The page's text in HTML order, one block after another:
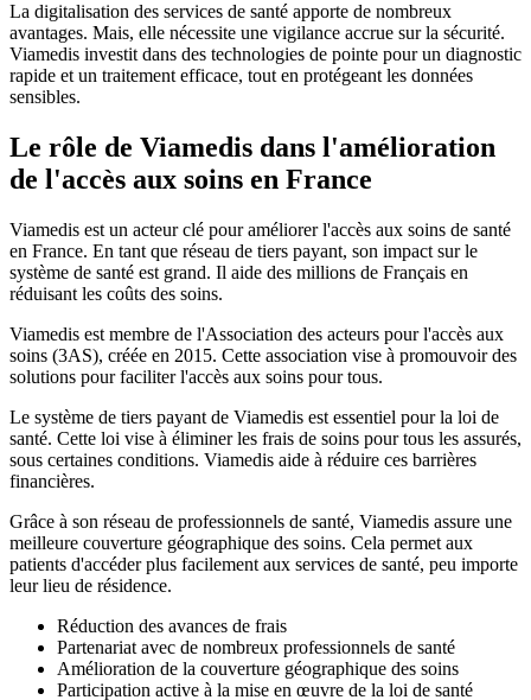
La digitalisation des services de santé apporte de nombreux
avantages. Mais, elle nécessite une vigilance accrue sur la sécurité.
Viamedis investit dans des technologies de pointe pour un diagnostic
rapide et un traitement efficace, tout en protégeant les données
sensibles.
Le rôle de Viamedis dans l'amélioration
de l'accès aux soins en France
Viamedis est un acteur clé pour améliorer l'accès aux soins de santé
en France. En tant que réseau de tiers payant, son impact sur le
système de santé est grand. Il aide des millions de Français en
réduisant les coûts des soins.
Viamedis est membre de l'Association des acteurs pour l'accès aux
soins (3AS), créée en 2015. Cette association vise à promouvoir des
solutions pour faciliter l'accès aux soins pour tous.
Le système de tiers payant de Viamedis est essentiel pour la loi de
santé. Cette loi vise à éliminer les frais de soins pour tous les assurés,
sous certaines conditions. Viamedis aide à réduire ces barrières
financières.
Grâce à son réseau de professionnels de santé, Viamedis assure une
meilleure couverture géographique des soins. Cela permet aux
patients d'accéder plus facilement aux services de santé, peu importe
leur lieu de résidence.
Réduction des avances de frais
Partenariat avec de nombreux professionnels de santé
Amélioration de la couverture géographique des soins
Participation active à la mise en œuvre de la loi de santé